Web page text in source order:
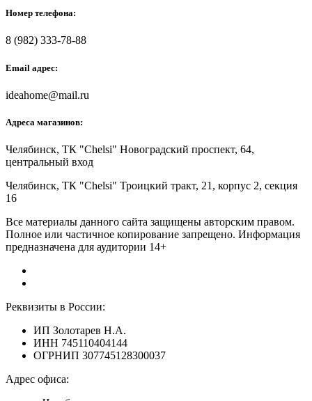
Номер телефона:
8 (982) 333-78-88
Email адрес:
ideahome@mail.ru
Адреса магазинов:
Челябинск, ТК "Chelsi" Новоградский проспект, 64,
центральный вход
Челябинск, ТК "Chelsi" Троицкий тракт, 21, корпус 2, секция
16
Все материалы данного сайта защищены авторским правом.
Полное или частичное копирование запрещено. Информация
предназначена для аудитории 14+
Реквизиты в России:
ИП Золотарев Н.А.
ИНН 745110404144
ОГРНИП 307745128300037
Адрес офиса: